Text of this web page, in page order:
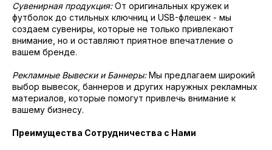
Сувенирная продукция:От оригинальных кружек и
футболок до стильных ключниц и USB-флешек - мы
создаем сувениры, которые не только привлекают
внимание, но и оставляют приятное впечатление о
вашем бренде.
Рекламные Вывески и Баннеры:Мы предлагаем широкий
выбор вывесок, баннеров и других наружных рекламных
материалов, которые помогут привлечь внимание к
вашему бизнесу.
Преимущества Сотрудничества с Нами